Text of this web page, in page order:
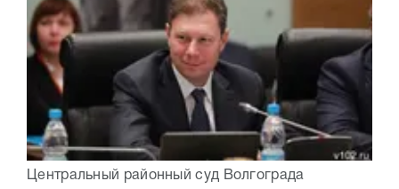
Центральный районный суд Волгограда